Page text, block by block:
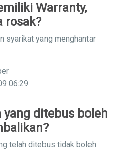
Warranty,
rosak?
syarikat yang menghantar
06:29
ditebus boleh
telah ditebus tidak boleh